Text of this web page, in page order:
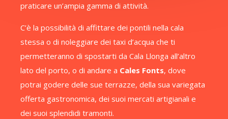
praticare un’ampia gamma di attività.
C’è la possibilità di affittare dei pontili nella cala
stessa o di noleggiare dei taxi d’acqua che ti
permetteranno di spostarti da Cala Llonga all’altro
lato del porto, o di andare a Cales Fonts, dove
potrai godere delle sue terrazze, della sua variegata
offerta gastronomica, dei suoi mercati artigianali e
dei suoi splendidi tramonti.